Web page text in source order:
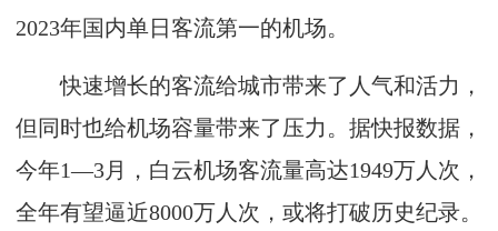
2023年国内单日客流第一的机场。
快速增长的客流给城市带来了人气和活力，
但同时也给机场容量带来了压力。据快报数据，
今年1—3月，白云机场客流量高达1949万人次，
全年有望逼近8000万人次，或将打破历史纪录。